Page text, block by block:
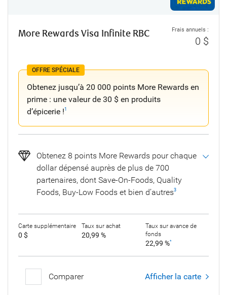
More Rewards Visa Infinite RBC Frais annuels :
0 $
OFFRE SPÉCIALE
Obtenez jusqu’à 20 000 points More Rewards en
prime : une valeur de 30 $ en produits
d’épicerie !1
Obtenez 8 points More Rewards pour chaque
dollar dépensé auprès de plus de 700
partenaires, dont Save-On-Foods, Quality
Foods, Buy-Low Foods et bien d’autres3
Carte supplémentaire
0 $
Taux sur achat
20,99 %
Taux sur avance de
fonds
22,99 %*
Comparer Afficher la carte